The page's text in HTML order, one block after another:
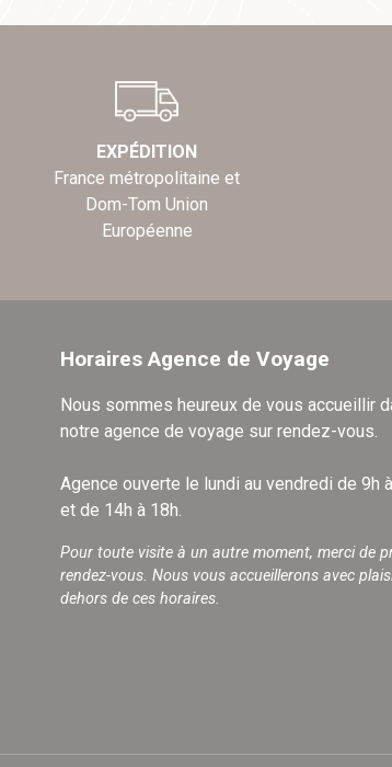
EXPÉDITION
France métropolitaine et
Dom-Tom Union
Européenne
Horaires Agence de Voyage
Nous sommes heureux de vous accueillir
notre agence de voyage sur rendez-vous.
Agence ouverte le lundi au vendredi de 9h
et de 14h à 18h.
Pour toute visite à un autre moment, merci de
rendez-vous. Nous vous accueillerons avec
dehors de ces horaires.